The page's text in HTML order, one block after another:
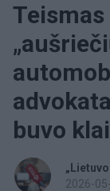
buvo
2026-